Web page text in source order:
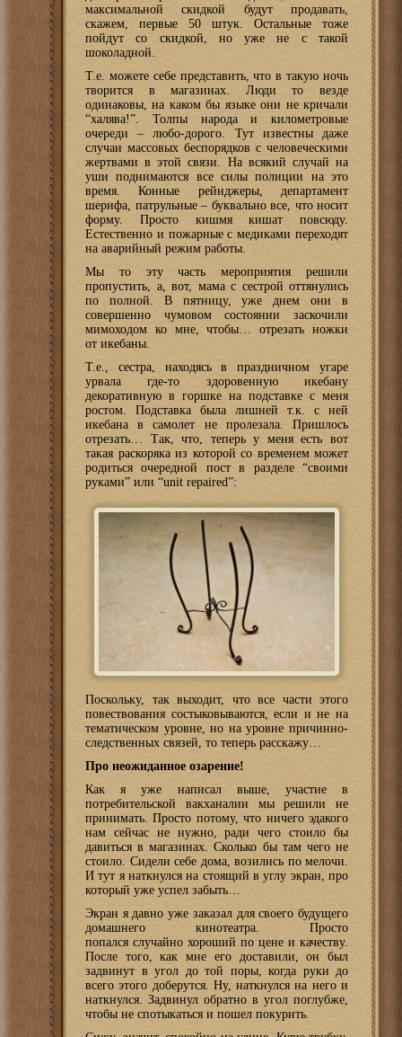
максимальной скидкой будут продавать,
скажем, первые 50 штук. Остальные тоже
пойдут со скидкой, но уже не с такой
шоколадной.
Т.е. можете себе представить, что в такую ночь
творится в магазинах. Люди то везде
одинаковы, на каком бы языке они не кричали
“халява!”. Толпы народа и километровые
очереди – любо-дорого. Тут известны даже
случаи массовых беспорядков с человеческими
жертвами в этой связи. На всякий случай на
уши поднимаются все силы полиции на это
время. Конные рейнджеры, департамент
шерифа, патрульные – буквально все, что носит
форму. Просто кишмя кишат повсюду.
Естественно и пожарные с медиками переходят
на аварийный режим работы.
Мы то эту часть мероприятия решили
пропустить, а, вот, мама с сестрой оттянулись
по полной. В пятницу, уже днем они в
совершенно чумовом состоянии заскочили
мимоходом ко мне, чтобы… отрезать ножки
от икебаны.
Т.е., сестра, находясь в праздничном угаре
урвала где-то здоровенную икебану
декоративную в горшке на подставке с меня
ростом. Подставка была лишней т.к. с ней
икебана в самолет не пролезала. Пришлось
отрезать… Так, что, теперь у меня есть вот
такая раскоряка из которой со временем может
родиться очередной пост в разделе “своими
руками” или “unit repaired”:
Поскольку, так выходит, что все части этого
повествования состыковываются, если и не на
тематическом уровне, но на уровне причинно-
следственных связей, то теперь расскажу…
Про неожиданное озарение!
Как я уже написал выше, участие в
потребительской вакханалии мы решили не
принимать. Просто потому, что ничего эдакого
нам сейчас не нужно, ради чего стоило бы
давиться в магазинах. Сколько бы там чего не
стоило. Сидели себе дома, возились по мелочи.
И тут я наткнулся на стоящий в углу экран, про
который уже успел забыть…
Экран я давно уже заказал для своего будущего
домашнего кинотеатра. Просто
попался случайно хороший по цене и качеству.
После того, как мне его доставили, он был
задвинут в угол до той поры, когда руки до
всего этого доберутся. Ну, наткнулся на него и
наткнулся. Задвинул обратно в угол поглубже,
чтобы не спотыкаться и пошел покурить.